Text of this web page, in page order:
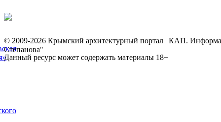
© 2009-2026 Крымский архитектурный портал | КАП.
Степанова"
Данный ресурс может содержать материалы 18+